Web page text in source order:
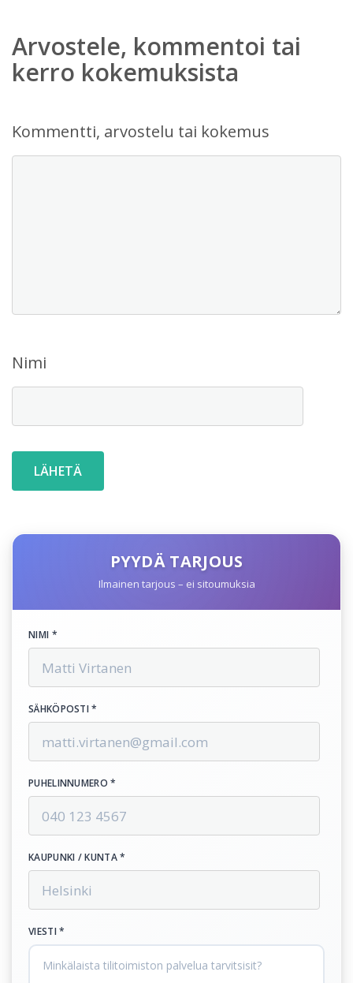
Arvostele, kommentoi tai
kerro kokemuksista
Kommentti, arvostelu tai kokemus
Nimi
PYYDÄ TARJOUS
Ilmainen tarjous – ei sitoumuksia
NIMI *
SÄHKÖPOSTI *
PUHELINNUMERO *
KAUPUNKI / KUNTA *
VIESTI *